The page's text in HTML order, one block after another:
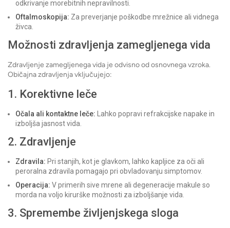
odkrivanje morebitnih nepravilnosti.
Oftalmoskopija: Za preverjanje poškodbe mrežnice ali vidnega
živca.
Možnosti zdravljenja zamegljenega vida
Zdravljenje zamegljenega vida je odvisno od osnovnega vzroka.
Običajna zdravljenja vključujejo:
1. Korektivne leče
Očala ali kontaktne leče: Lahko popravi refrakcijske napake in
izboljša jasnost vida.
2. Zdravljenje
Zdravila: Pri stanjih, kot je glavkom, lahko kapljice za oči ali
peroralna zdravila pomagajo pri obvladovanju simptomov.
Operacija: V primerih sive mrene ali degeneracije makule so
morda na voljo kirurške možnosti za izboljšanje vida.
3. Spremembe življenjskega sloga